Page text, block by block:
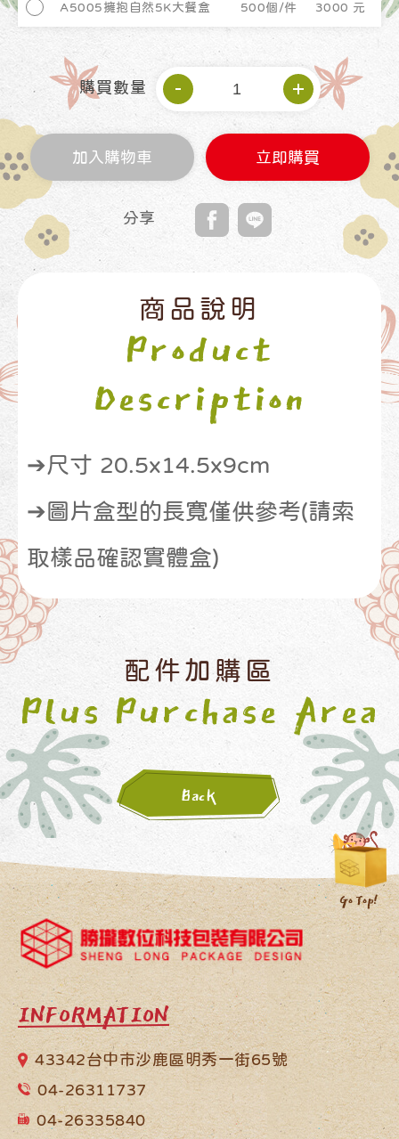
A5005擁抱自然5K大餐盒 500個/件 3000 元
購買數量
加入購物車 立即購買
分享
商品說明
Product
Description
➔尺寸 20.5x14.5x9cm
➔圖片盒型的長寬僅供參考(請索
取樣品確認實體盒)
配件加購區
Plus Purchase Area
Back
INFORMATION
43342台中市沙鹿區明秀一街65號
04-26311737
04-26335840